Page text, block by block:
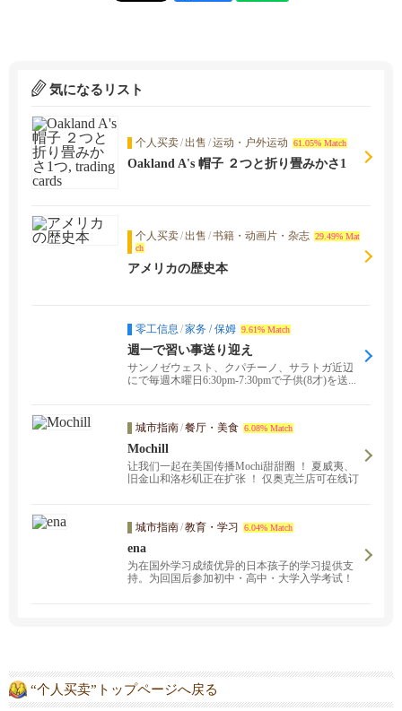
気になるリスト
个人买卖/出售 /运动・户外运动 61.05% Match
Oakland A's 帽子 ２つと折り畳みかさ1
个人买卖/出售 /书籍・动画片・杂志 29.49% Mat
ch
アメリカの歴史本
零工信息 /家务 / 保姆 9.61% Match
週一で習い事送り迎え
サンノゼウェスト、クパチーノ、サラトガ近辺
にで毎週木曜日6:30pm-7:30pmで子供(8才)を送...
城市指南/餐厅・美食 6.08% Match
Mochill
让我们一起在美国传播Mochi甜甜圈 ！ 夏威夷、
旧金山和洛杉矶正在扩张 ！ 仅奥克兰店可在线订
城市指南/教育・学习 6.04% Match
ena
为在国外学习成绩优异的日本孩子的学习提供支
持。为回国后参加初中・高中・大学入学考试！
地学校科学班，以跟进当地学校的日常课程。我
们还招收希望申请美国大学的学生，并为此提供
支持。
“个人买卖”トップページへ戻る